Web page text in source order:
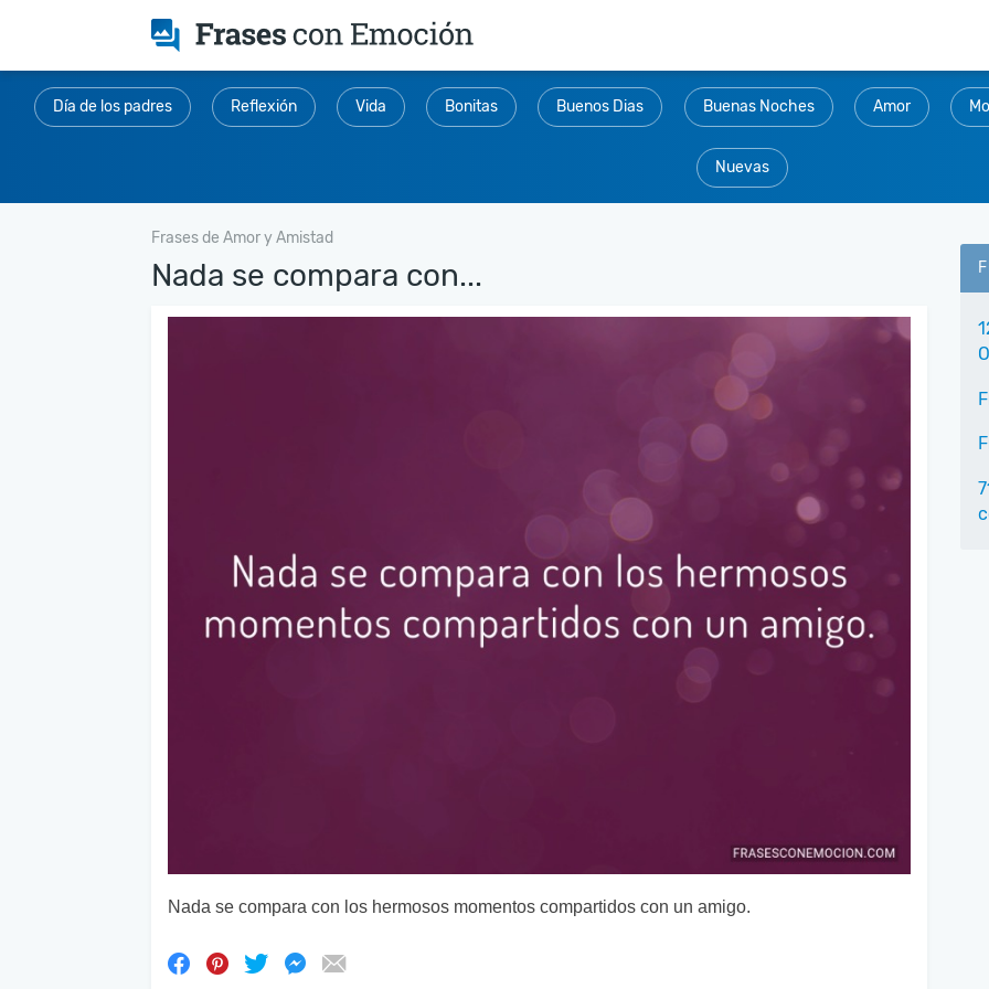
Día de los padres Reflexión Vida Bonitas Buenos Dias Buenas Noches Amor
Nuevas
Frases de Amor y Amistad
Nada se compara con...
Nada se compara con los hermosos momentos compartidos con un amigo.